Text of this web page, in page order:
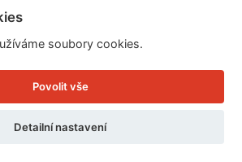
Detail
soubory cookies.
Povolit vše
Detailní nastavení